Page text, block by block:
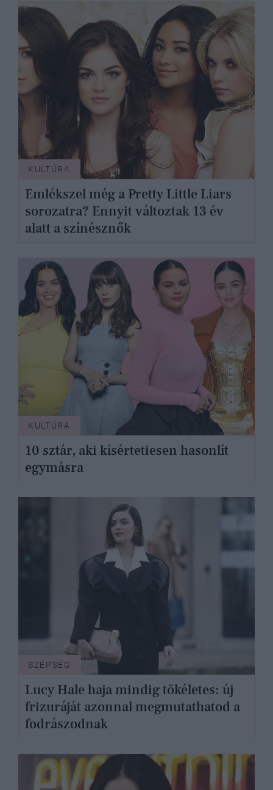
KULTÚRA
Emlékszel még a Pretty Little Liars
sorozatra? Ennyit változtak 13 év
alatt a színésznők
KULTÚRA
10 sztár, aki kísértetiesen hasonlít
egymásra
SZÉPSÉG
Lucy Hale haja mindig tökéletes: új
frizuráját azonnal megmutathatod a
fodrászodnak